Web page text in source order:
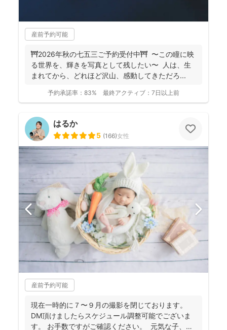
産前予約可能
⛩️2026年秋の七五三ご予約受付中⛩️ 〜この瞳に映
る世界を、輝きを写真として残したい〜 人は、生
まれてから、どれほど沢山、感動してきただろ...
予約承諾率： 83% 最終アクティブ： 7日以上前
はるか
5 (166)女性
産前予約可能
現在一時的に７〜９月の撮影を閉じております。
DM頂けましたらスケジュール調整可能でございま
す。 お手数ですがご確認ください。 元気な子、人